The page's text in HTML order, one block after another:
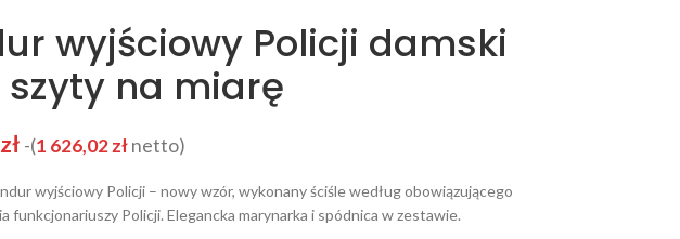
wyjściowy Policji damski
szyty na miarę
zł -(1 626,02złnetto)
wyjściowy Policji – nowy wzór, wykonany ściśle według obowiązującego
funkcjonariuszy Policji. Elegancka marynarka i spódnica w zestawie.